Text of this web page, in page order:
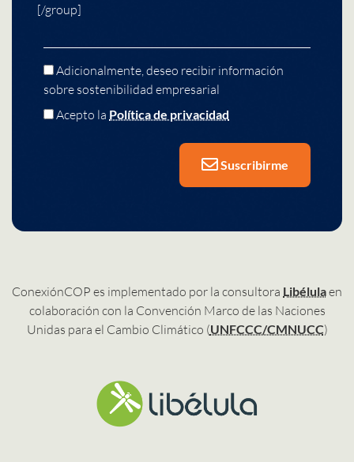
[/group]
Adicionalmente, deseo recibir información
sobre sostenibilidad empresarial
Acepto la Política de privacidad
Suscribirme
ConexiónCOP es implementado por la consultora Libélulaen
colaboración con la Convención Marco de las Naciones
Unidas para el Cambio Climático (UNFCCC/CMNUCC)